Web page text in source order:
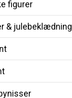
figurer
& julebeklædning